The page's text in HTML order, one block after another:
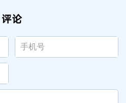
评论